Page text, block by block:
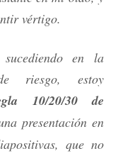
vértigo.
en la
riesgo, estoy
10/20/30 de
presentación en
que no